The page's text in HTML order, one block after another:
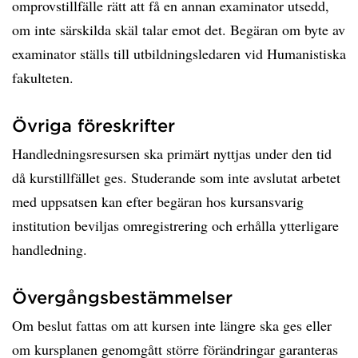
omprovstillfälle rätt att få en annan examinator utsedd,
om inte särskilda skäl talar emot det. Begäran om byte av
examinator ställs till utbildningsledaren vid Humanistiska
fakulteten.
Övriga föreskrifter
Handledningsresursen ska primärt nyttjas under den tid
då kurstillfället ges. Studerande som inte avslutat arbetet
med uppsatsen kan efter begäran hos kursansvarig
institution beviljas omregistrering och erhålla ytterligare
handledning.
Övergångsbestämmelser
Om beslut fattas om att kursen inte längre ska ges eller
om kursplanen genomgått större förändringar garanteras